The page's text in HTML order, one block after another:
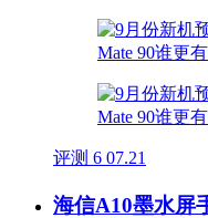
评测 6 07.21
海信A10墨水屏